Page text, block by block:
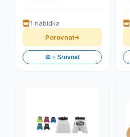
1 nabídka
Porovnat
⚖️ + Srovnat